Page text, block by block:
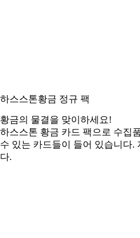
하스스톤황금 정규 팩
황금의 물결을 맞이하세요!
하스스톤 황금 카드 팩으로 수집
수 있는 카드들이 들어 있습니다.
다.